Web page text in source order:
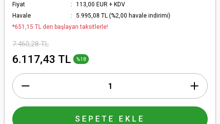
Fiyat
113,00 EUR + KDV
Havale
5.995,08 TL (%2,00 havale indirimi)
*651,15 TL den başlayan taksitlerle!
7.460,28 TL
6.117,43 TL %18
SEPETE EKLE